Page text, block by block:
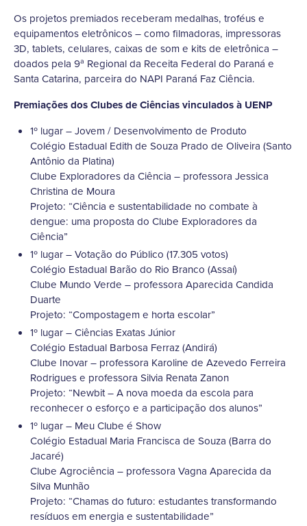
Os projetos premiados receberam medalhas, troféus e
equipamentos eletrônicos – como filmadoras, impressoras
3D, tablets, celulares, caixas de som e kits de eletrônica –
doados pela 9ª Regional da Receita Federal do Paraná e
Santa Catarina, parceira do NAPI Paraná Faz Ciência.
Premiações dos Clubes de Ciências vinculados à UENP
1º lugar – Jovem / Desenvolvimento de Produto
Colégio Estadual Edith de Souza Prado de Oliveira (Santo
Antônio da Platina)
Clube Exploradores da Ciência – professora Jessica
Christina de Moura
Projeto: “Ciência e sustentabilidade no combate à
dengue: uma proposta do Clube Exploradores da
Ciência”
1º lugar – Votação do Público (17.305 votos)
Colégio Estadual Barão do Rio Branco (Assaí)
Clube Mundo Verde – professora Aparecida Candida
Duarte
Projeto: “Compostagem e horta escolar”
1º lugar – Ciências Exatas Júnior
Colégio Estadual Barbosa Ferraz (Andirá)
Clube Inovar – professora Karoline de Azevedo Ferreira
Rodrigues e professora Silvia Renata Zanon
Projeto: “Newbit – A nova moeda da escola para
reconhecer o esforço e a participação dos alunos”
1º lugar – Meu Clube é Show
Colégio Estadual Maria Francisca de Souza (Barra do
Jacaré)
Clube Agrociência – professora Vagna Aparecida da
Silva Munhão
Projeto: “Chamas do futuro: estudantes transformando
resíduos em energia e sustentabilidade”